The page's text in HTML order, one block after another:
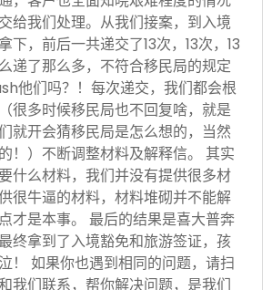
给我们处理。从我们接案，到入境
下，前后一共递交了13次，13次，13
递了那么多，不符合移民局的规定
他们吗？！每次递交，我们都会根
很多时候移民局也不回复啥，就是
就开会猜移民局是怎么想的，当然
！）不断调整材料及解释信。 其实
什么材料，我们并没有提供很多材
很牛逼的材料，材料堆砌并不能解
才是本事。 最后的结果是喜大普奔
终拿到了入境豁免和旅游签证，孩
！ 如果你也遇到相同的问题，请扫
我们联系，帮你解决问题，是我们